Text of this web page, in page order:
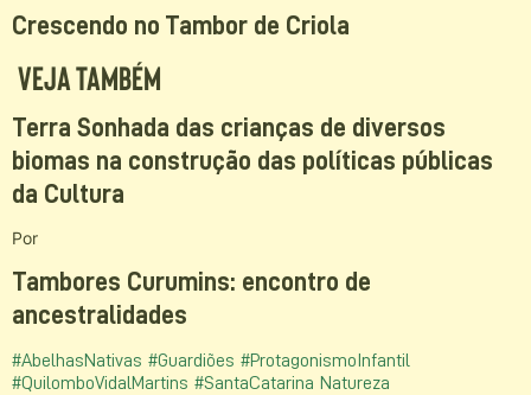
Crescendo no Tambor de Criola
Veja Também
Terra Sonhada das crianças de diversos
biomas na construção das políticas públicas
da Cultura
Por
Tambores Curumins: encontro de
ancestralidades
#AbelhasNativas #Guardiões #ProtagonismoInfantil
#QuilomboVidalMartins #SantaCatarina Natureza